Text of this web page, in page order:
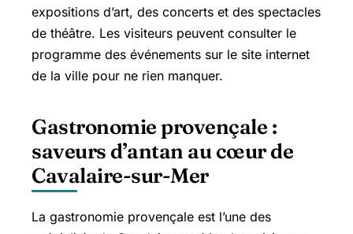
expositions d’art, des concerts et des spectacles
de théâtre. Les visiteurs peuvent consulter le
programme des événements sur le site internet
de la ville pour ne rien manquer.
Gastronomie provençale :
saveurs d’antan au cœur de
Cavalaire-sur-Mer
La gastronomie provençale est l’une des